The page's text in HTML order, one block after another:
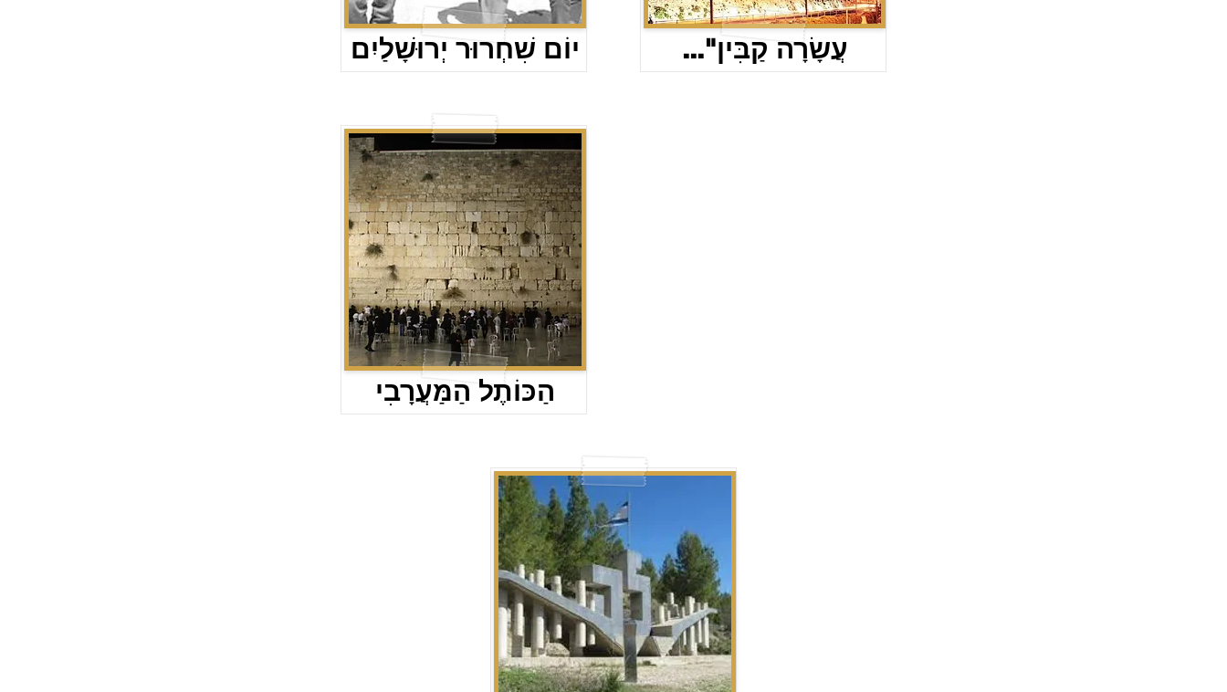
יוֹם שִׁחְרוּר יְרוּשָׁלַיִם
הַכּוֹתֶל הַמַּעֲרָבִי
..."עֲשָׂרָה קַבִּין